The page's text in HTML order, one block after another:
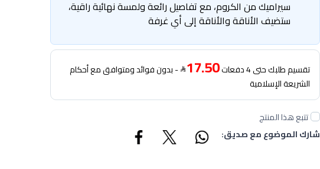
سيراميك من الكروم، مع تفاصيل رائعة ولمسة نهائية راقية،
ستضيف الأناقة والأناقة إلى أي غرفة
تقسيم طلبك حتى 4 دفعات 17.50 - بدون فوائد ومتوافق مع أحكام
الشريعة الإسلامية
تتبع هذا المنتج
شارك الموضوع مع صديق: